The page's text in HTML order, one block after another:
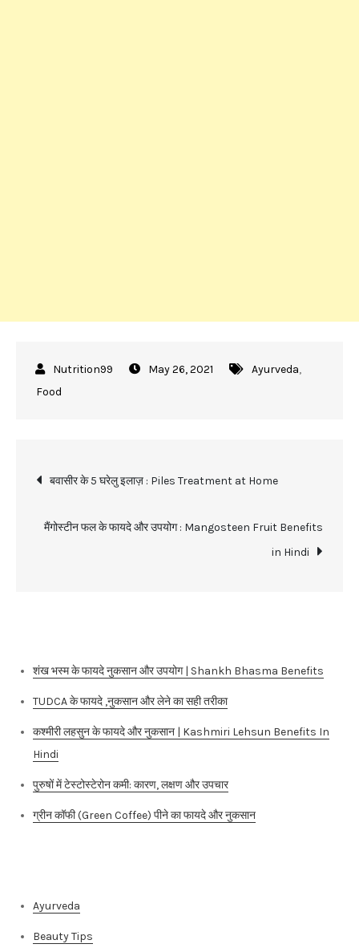
May 26, 2021 Ayurveda,
Food
Post
navigation
बवासीर के 5 घरेलु इलाज़ : Piles Treatment at Home
मैंगोस्टीन फल के फायदे और उपयोग : Mangosteen Fruit Benefits
in Hindi
शंख भस्म के फायदे नुकसान और उपयोग | Shankh Bhasma Benefits
TUDCA के फायदे ,नुकसान और लेने का सही तरीका
कश्मीरी लहसुन के फायदे और नुकसान | Kashmiri Lehsun Benefits In
Hindi
पुरुषों में टेस्टोस्टेरोन कमी: कारण, लक्षण और उपचार
ग्रीन कॉफी (Green Coffee) पीने का फायदे और नुकसान
Ayurveda
Beauty Tips